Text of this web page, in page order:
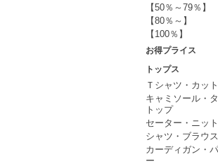
【50％～79％】
【80％～】
【100％】
お得プライス
トップス
Ｔシャツ・カッ
キャミソール・
トップ
セーター・ニット
シャツ・ブラウス
カーディガン・
ー